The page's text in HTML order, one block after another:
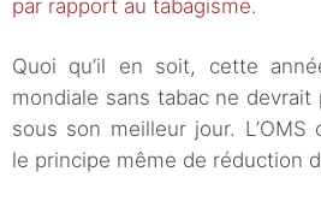
par rapport au tabagisme.
Quoi qu’il en soit, cette
mondiale sans tabac ne devrait
sous son meilleur jour.
le principe même de réduction